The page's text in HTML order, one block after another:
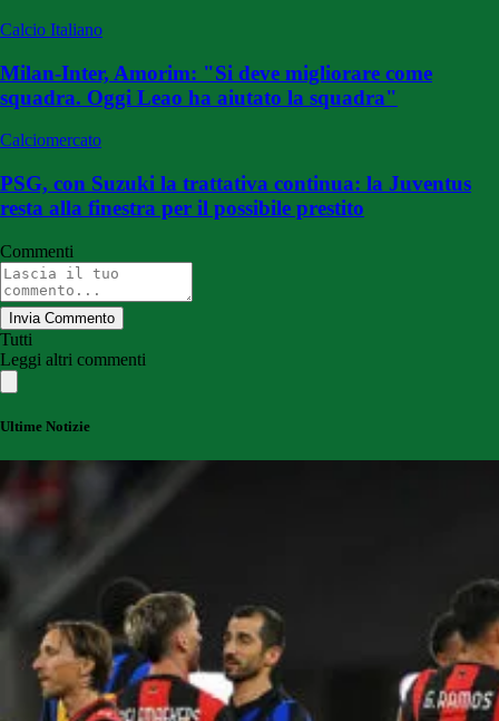
Calcio Italiano
Milan-Inter, Amorim: "Si deve migliorare come
squadra. Oggi Leao ha aiutato la squadra"
Calciomercato
PSG, con Suzuki la trattativa continua: la Juventus
resta alla finestra per il possibile prestito
Commenti
Invia Commento
Tutti
Leggi altri commenti
Ultime Notizie